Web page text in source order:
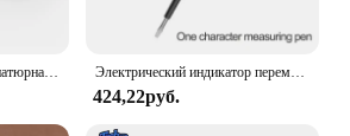
Jimihome JM-G2704 миниатюрная электрическая ручка, беспроводной детектор напряжения переменного тока Электрический индикатор переменного тока 90-1000 В, бесконтактная розетка, настенная розетка питания переменного тока, фоторучка, фоторучка, тестовый карандаш
424,22руб.